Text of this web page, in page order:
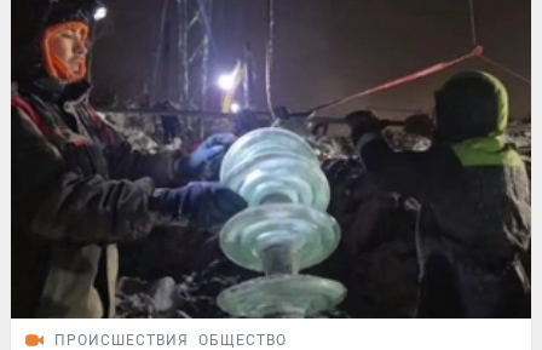
ПРОИСШЕСТВИЯ ОБЩЕСТВО